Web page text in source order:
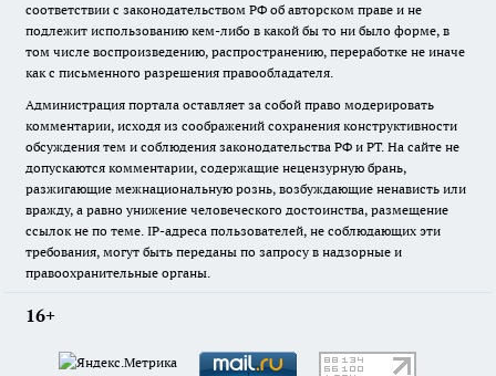
соответствии с законодательством РФ об авторском праве и не
подлежит использованию кем-либо в какой бы то ни было форме, в
том числе воспроизведению, распространению, переработке не иначе
как с письменного разрешения правообладателя.
Администрация портала оставляет за собой право модерировать
комментарии, исходя из соображений сохранения конструктивности
обсуждения тем и соблюдения законодательства РФ и РТ. На сайте не
допускаются комментарии, содержащие нецензурную брань,
разжигающие межнациональную рознь, возбуждающие ненависть или
вражду, а равно унижение человеческого достоинства, размещение
ссылок не по теме. IP-адреса пользователей, не соблюдающих эти
требования, могут быть переданы по запросу в надзорные и
правоохранительные органы.
16+